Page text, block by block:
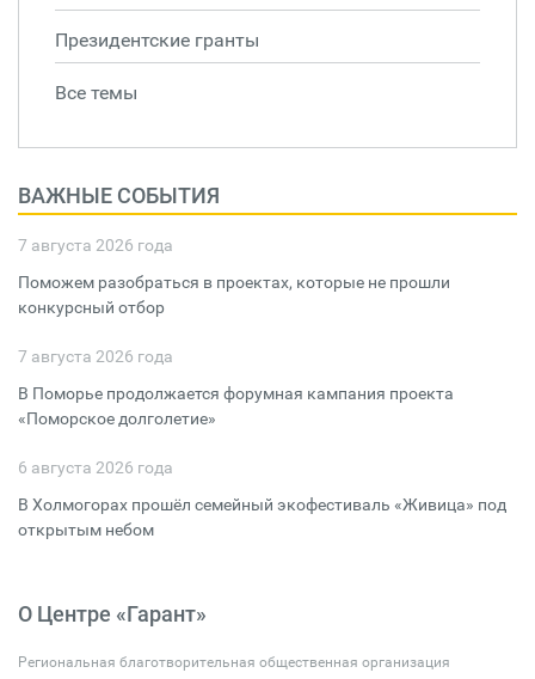
Президентские гранты
Все темы
ВАЖНЫЕ СОБЫТИЯ
7 августа 2026 года
Поможем разобраться в проектах, которые не прошли
конкурсный отбор
7 августа 2026 года
В Поморье продолжается форумная кампания проекта
«Поморское долголетие»
6 августа 2026 года
В Холмогорах прошёл семейный экофестиваль «Живица» под
открытым небом
О Центре «Гарант»
Региональная благотворительная общественная организация